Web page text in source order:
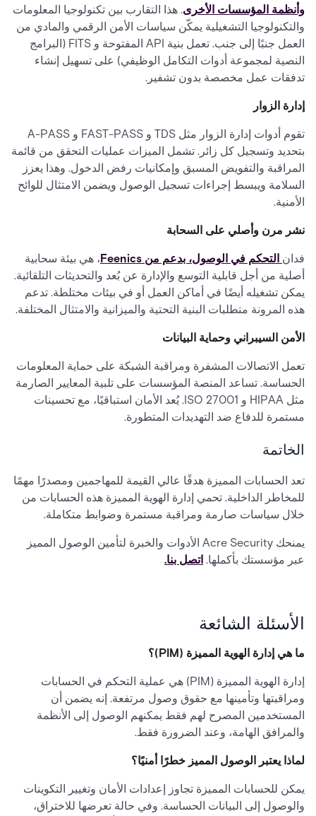
وأنظمة المؤسسات الأخرى. هذا التقارب بين تكنولوجيا المعلومات
والتكنولوجيا التشغيلية يمكّن سياسات الأمن الرقمي والمادي من
العمل جنبًا إلى جنب. تعمل بنية API المفتوحة و FITS (البرامج
النصية لمجموعة أدوات التكامل الوظيفي) على تسهيل إنشاء
تدفقات عمل مخصصة بدون تشفير.
إدارة الزوار
تقوم أدوات إدارة الزوار مثل TDS و FAST-PASS و A-PASS
بتحديد وتسجيل كل زائر. تشمل الميزات عمليات التحقق من قائمة
المراقبة والتفويض المسبق وإمكانيات رفض الدخول. وهذا يعزز
السلامة ويبسط إجراءات تسجيل الوصول ويضمن الامتثال للوائح
الأمنية.
نشر مرن وأصلي على السحابة
فدان التحكم في الوصول، بدعم من Feenics
، هي بيئة سحابية
أصلية من أجل قابلية التوسع والإدارة عن بُعد والتحديثات التلقائية.
يمكن تشغيله أيضًا في أماكن العمل أو في بيئات مختلطة. تدعم
هذه المرونة متطلبات البنية التحتية والميزانية والامتثال المختلفة.
الأمن السيبراني وحماية البيانات
تعمل الاتصالات المشفرة ومراقبة الشبكة على حماية المعلومات
الحساسة. تساعد المنصة المؤسسات على تلبية المعايير الصارمة
مثل HIPAA و ISO 27001. يُعد الأمان استباقيًا، مع تحسينات
مستمرة للدفاع ضد التهديدات المتطورة.
الخاتمة
تعد الحسابات المميزة هدفًا عالي القيمة للمهاجمين ومصدرًا مهمًا
للمخاطر الداخلية. تحمي إدارة الهوية المميزة هذه الحسابات من
خلال سياسات صارمة ومراقبة مستمرة وضوابط متكاملة.
يمنحك Acre Security الأدوات والخبرة لتأمين الوصول المميز
عبر مؤسستك بأكملها. اتصل بنا.
الأسئلة الشائعة
ما هي إدارة الهوية المميزة (PIM)؟
إدارة الهوية المميزة (PIM) هي عملية التحكم في الحسابات
ومراقبتها وتأمينها مع حقوق وصول مرتفعة. إنه يضمن أن
المستخدمين المصرح لهم فقط يمكنهم الوصول إلى الأنظمة
والمرافق الهامة، وعند الضرورة فقط.
لماذا يعتبر الوصول المميز خطرًا أمنيًا؟
يمكن للحسابات المميزة تجاوز إعدادات الأمان وتغيير التكوينات
والوصول إلى البيانات الحساسة. وفي حالة تعرضها للاختراق،